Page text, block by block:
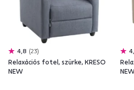
4,8 23
Relaxációs fotel, szürke, KRESO
NEW
NEW